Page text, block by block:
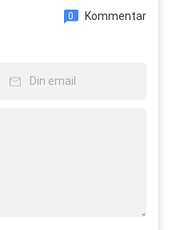
0 Kommentar